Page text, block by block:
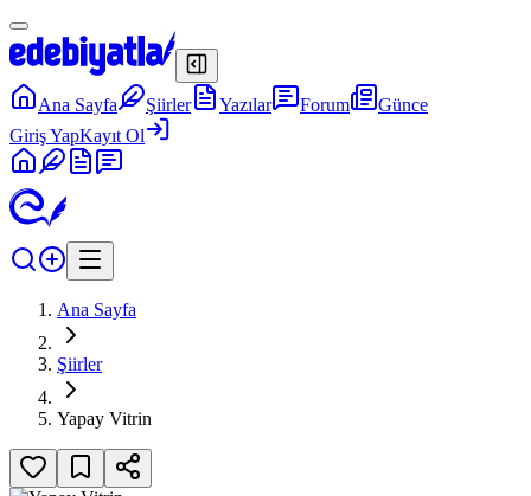
Ana Sayfa Şiirler Yazılar Forum
Günce
Giriş YapKayıt Ol
Ana Sayfa
Şiirler
Yapay Vitrin